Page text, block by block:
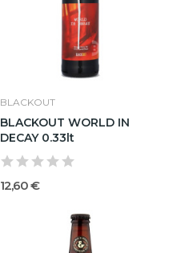
BLACKOUT
BLACKOUT WORLD IN
DECAY 0.33lt
12,60 €